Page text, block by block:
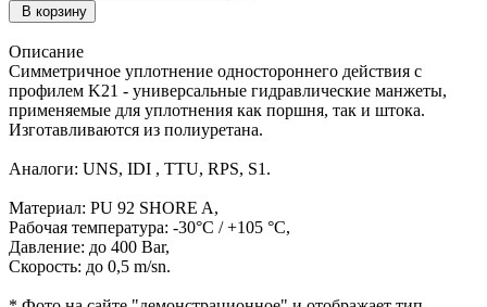
В корзину
Описание
Симметричное уплотнение одностороннего действия с
профилем K21 - универсальные гидравлические манжеты,
применяемые для уплотнения как поршня, так и штока.
Изготавливаются из полиуретана.
Аналоги: UNS, IDI , TTU, RPS, S1.
Материал: PU 92 SHORE A,
Рабочая температура: -30°C / +105 °C,
Давление: до 400 Bar,
Скорость: до 0,5 m/sn.